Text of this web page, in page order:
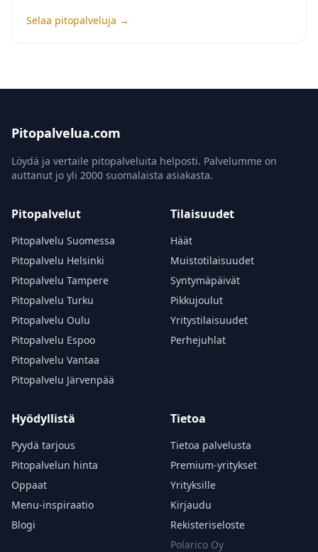
Selaa pitopalveluja →
Pitopalvelua.com
Löydä ja vertaile pitopalveluita helposti. Palvelumme on
auttanut jo yli 2000 suomalaista asiakasta.
Pitopalvelut
Pitopalvelu Suomessa
Pitopalvelu Helsinki
Pitopalvelu Tampere
Pitopalvelu Turku
Pitopalvelu Oulu
Pitopalvelu Espoo
Pitopalvelu Vantaa
Pitopalvelu Järvenpää
Tilaisuudet
Häät
Muistotilaisuudet
Syntymäpäivät
Pikkujoulut
Yritystilaisuudet
Perhejuhlat
Hyödyllistä
Pyydä tarjous
Pitopalvelun hinta
Oppaat
Menu-inspiraatio
Blogi
Tietoa
Tietoa palvelusta
Premium-yritykset
Yrityksille
Kirjaudu
Rekisteriseloste
Polarico Oy